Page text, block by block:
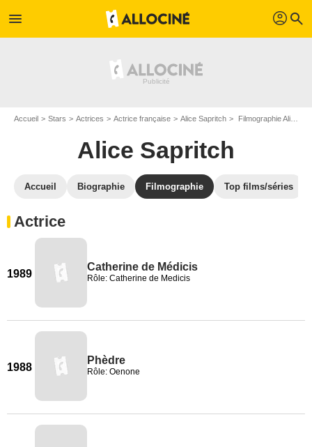
menu profil search
Accueil Stars Actrices Actrice française Alice Sapritch Filmographie Alice Sapritch
Alice Sapritch
Accueil Biographie Filmographie Top films/séries
Actrice
1989
Catherine de Médicis
Rôle: Catherine de Medicis
1988
Phèdre
Rôle: Oenone